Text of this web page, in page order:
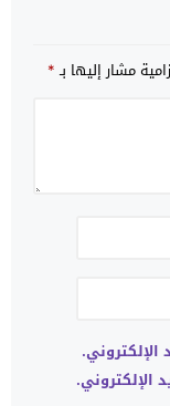
مشار إليها بـ*
الإلكتروني.
الإلكتروني.